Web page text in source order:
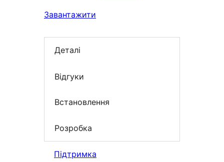
Завантажити
Деталі
Відгуки
Встановлення
Розробка
Підтримка